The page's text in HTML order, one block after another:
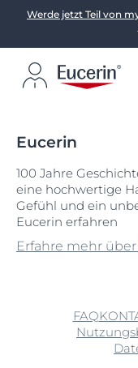
Werde jetzt Teil von
Eucerin
100 Jahre
eine hochwertige
Gefühl und ein
Eucerin erfahren
Erfahre mehr
FAQ